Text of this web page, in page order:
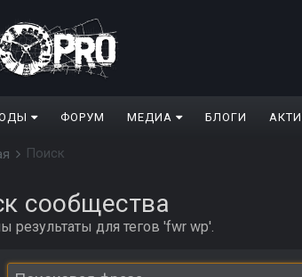
ФОРУМ МЕДИА БЛОГИ
Поиск
сообщества
результаты для тегов 'fwr wp'.